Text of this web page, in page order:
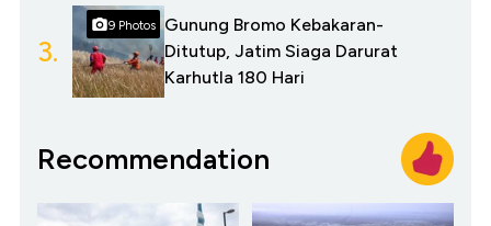
3.
9 Photos
Gunung Bromo Kebakaran-
Ditutup, Jatim Siaga Darurat
Karhutla 180 Hari
Recommendation